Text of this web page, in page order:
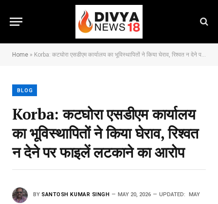
Home » Korba: कटघोरा एसडीएम कार्यालय का भूविस्थापितों ने किया घेराव, रिश्वत न देने पर फाइलें लटकाने का आरोप
BLOG
Korba: कटघोरा एसडीएम कार्यालय
का भूविस्थापितों ने किया घेराव, रिश्वत
न देने पर फाइलें लटकाने का आरोप
BY SANTOSH KUMAR SINGH MAY 20, 2026 UPDATED: MAY